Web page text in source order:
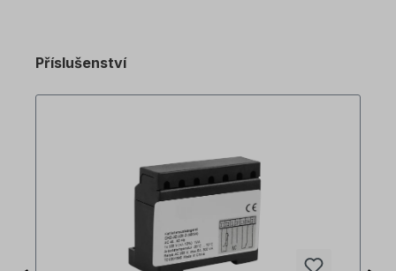
Příslušenství